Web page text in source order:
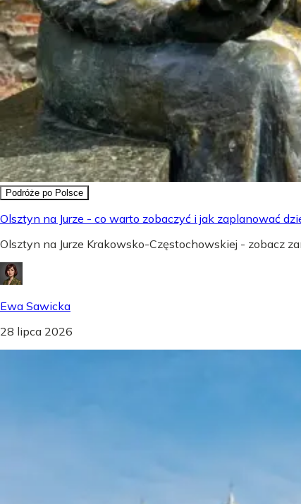
Podróże po Polsce
Olsztyn na Jurze - co warto zobaczyć i jak zaplanować
Olsztyn na Jurze Krakowsko-Częstochowskiej - zobacz
Ewa Sawicka
28 lipca 2026